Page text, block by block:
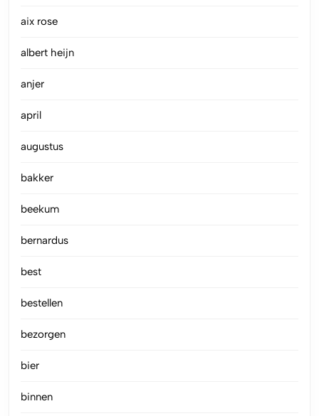
aix rose
albert heijn
anjer
april
augustus
bakker
beekum
bernardus
best
bestellen
bezorgen
bier
binnen